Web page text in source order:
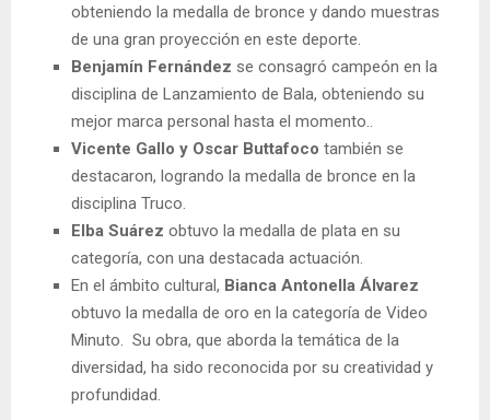
obteniendo la medalla de bronce y dando muestras
de una gran proyección en este deporte.
Benjamín Fernández se consagró campeón en la
disciplina de Lanzamiento de Bala, obteniendo su
mejor marca personal hasta el momento..
Vicente Gallo y Oscar Buttafoco también se
destacaron, logrando la medalla de bronce en la
disciplina Truco.
Elba Suárez obtuvo la medalla de plata en su
categoría, con una destacada actuación.
En el ámbito cultural, Bianca Antonella Álvarez
obtuvo la medalla de oro en la categoría de Video
Minuto. Su obra, que aborda la temática de la
diversidad, ha sido reconocida por su creatividad y
profundidad.